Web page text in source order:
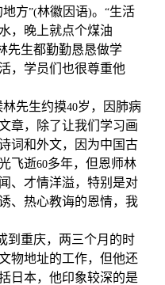
地方”(林徽因语)。 “生活
，晚上就点个煤油
先生都勤勤恳恳做学
，学员们也很尊重他
林先生约摸40岁，因肺病
章，除了让我们学习画
词和外文，因为中国古
飞逝60多年，但恩师林
、才情洋溢，特别是对
、热心教诲的恩情，我
到重庆，两三个月的时
物地址的工作，但他还
日本，他印象较深的是